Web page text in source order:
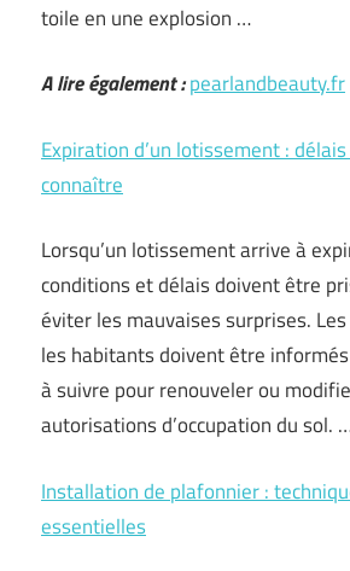
toile en une explosion …
A lire également :pearlandbeauty.fr
Expiration d’un lotissement :
connaître
Lorsqu’un lotissement arrive à
conditions et délais doivent être
éviter les mauvaises surprises.
les habitants doivent être
à suivre pour renouveler ou
autorisations d’occupation du sol.
Installation de plafonnier :
essentielles